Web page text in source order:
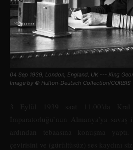
04 Sep 1939, London, England, UK --- King
Image by © Hulton-Deutsch Collection/CORBIS
3 Eylül 1939 saat 11.00’da
İmparatorluğu’nun Almanya’ya
ardından tebaasına konuşma
çevirisini ve (gürültüsüz) ses kaydını